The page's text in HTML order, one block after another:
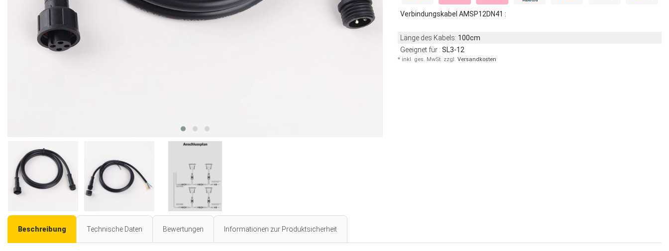
Verbindungskabel AMSP12DN41 :
Länge des Kabels: 100cm
Geeignet für : SL3-12
* inkl. ges. MwSt. zzgl. Versandkosten
Beschreibung Technische Daten Bewertungen Informationen zur Produktsicherheit